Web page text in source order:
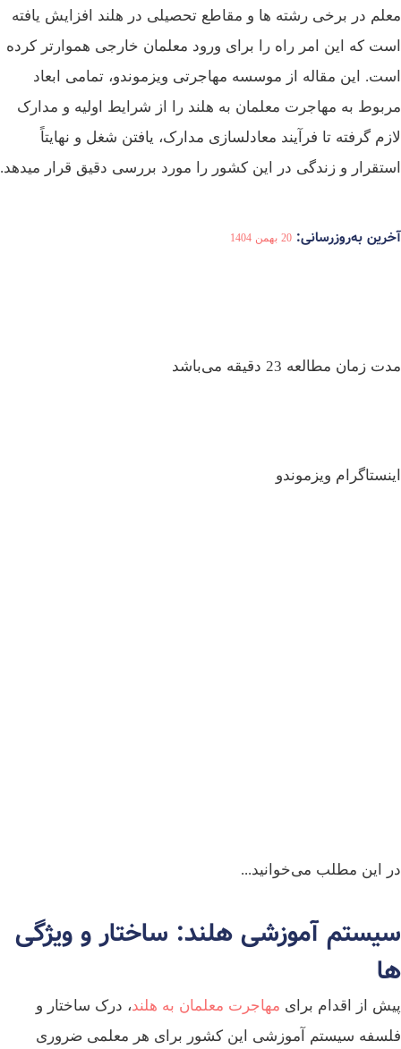
در برخی رشته‌ ها و مقاطع تحصیلی در هلند افزایش یافته
که این امر راه را برای ورود معلمان خارجی هموارتر کرده
این مقاله از موسسه مهاجرتی ویزموندو، تمامی ابعاد
به مهاجرت معلمان به هلند را از شرایط اولیه و مدارک
گرفته تا فرآیند معادلسازی مدارک، یافتن شغل و نهایتاً
و زندگی در این کشور را مورد بررسی دقیق قرار میدهد.
به‌روزرسانی:20 بهمن 1404
زمان مطالعه 23 دقیقه می‌باشد
ویزموندو
این مطلب می‌خوانید...
آموزشی هلند: ساختار و ویژگی‌
از اقدام برایمهاجرت معلمان به هلند، درک ساختار و
سیستم آموزشی این کشور برای هر معلمی ضروری